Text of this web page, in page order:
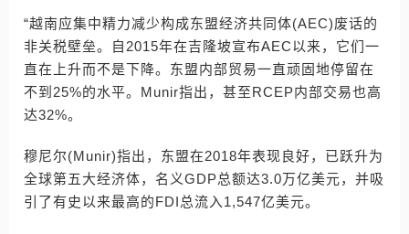
“越南应集中精力减少构成东盟经济共同体(AEC)废话的
非关税壁垒。自2015年在吉隆坡宣布AEC以来，它们一
直在上升而不是下降。东盟内部贸易一直顽固地停留在
不到25%的水平。Munir指出，甚至RCEP内部交易也高
达32%。
穆尼尔(Munir)指出，东盟在2018年表现良好，已跃升为
全球第五大经济体，名义GDP总额达3.0万亿美元，并吸
引了有史以来最高的FDI总流入1,547亿美元。